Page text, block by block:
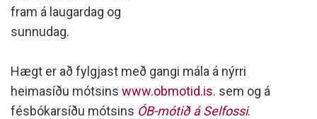
fram á laugardag og
sunnudag.
Hægt er að fylgjast með gangi mála á nýrri
heimasíðu mótsins www.obmotid.is. sem og á
fésbókarsíðu mótsins ÓB-mótið á Selfossi.